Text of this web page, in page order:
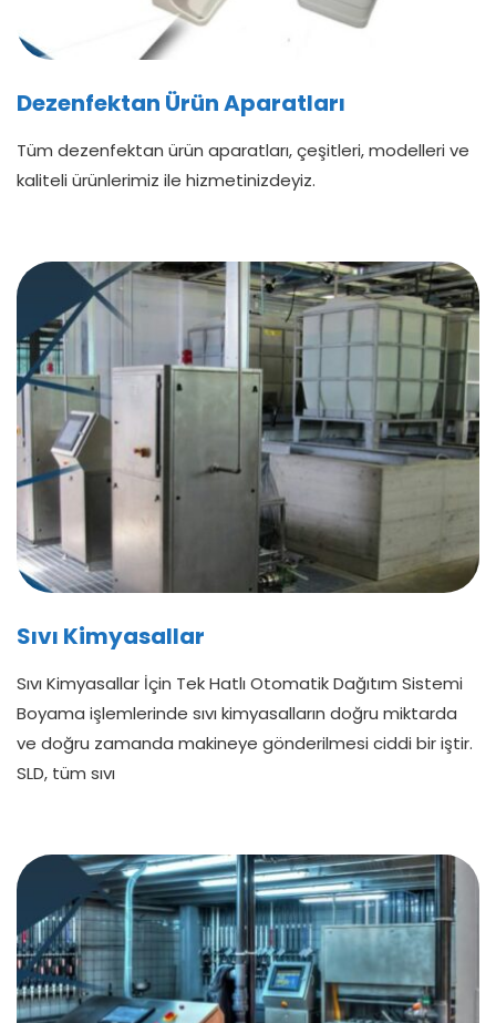
Dezenfektan Ürün Aparatları
Tüm dezenfektan ürün aparatları, çeşitleri, modelleri ve
kaliteli ürünlerimiz ile hizmetinizdeyiz.
Sıvı Kimyasallar
Sıvı Kimyasallar İçin Tek Hatlı Otomatik Dağıtım Sistemi
Boyama işlemlerinde sıvı kimyasalların doğru miktarda
ve doğru zamanda makineye gönderilmesi ciddi bir iştir.
SLD, tüm sıvı